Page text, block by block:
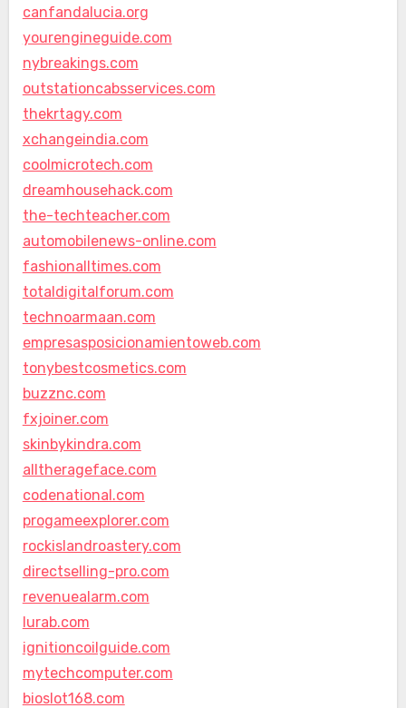
canfandalucia.org
yourengineguide.com
nybreakings.com
outstationcabsservices.com
thekrtagy.com
xchangeindia.com
coolmicrotech.com
dreamhousehack.com
the-techteacher.com
automobilenews-online.com
fashionalltimes.com
totaldigitalforum.com
technoarmaan.com
empresasposicionamientoweb.com
tonybestcosmetics.com
buzznc.com
fxjoiner.com
skinbykindra.com
alltherageface.com
codenational.com
progameexplorer.com
rockislandroastery.com
directselling-pro.com
revenuealarm.com
lurab.com
ignitioncoilguide.com
mytechcomputer.com
bioslot168.com